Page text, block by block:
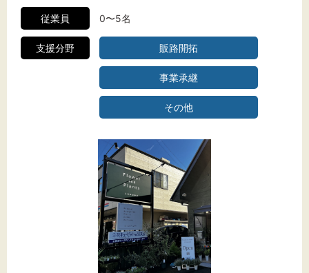
従業員 0〜5名
支援分野 販路開拓
事業承継
その他